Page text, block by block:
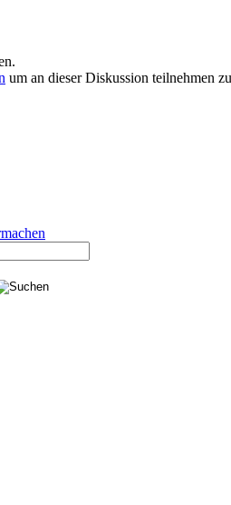
um an dieser Diskussion teilnehmen